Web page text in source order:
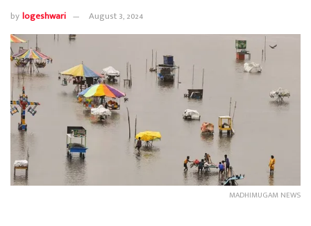
bylogeshwari August 3, 2024
MADHIMUGAM NEWS